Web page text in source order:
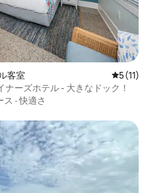
客室 レビュー
5 (11)
ーズホテル - 大きなドック！
ス ·快適さ